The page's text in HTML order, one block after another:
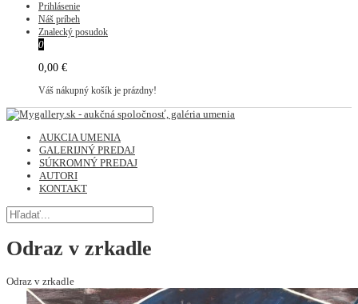
Prihlásenie
Náš príbeh
Znalecký posudok
0
0,00 €
Váš nákupný košík je prázdny!
AUKCIA UMENIA
GALERIJNÝ PREDAJ
SÚKROMNÝ PREDAJ
AUTORI
KONTAKT
Odraz v zrkadle
Odraz v zrkadle